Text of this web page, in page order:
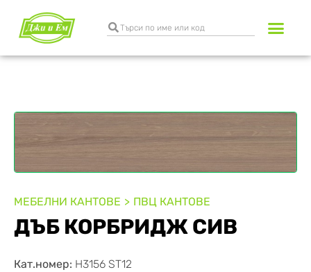
МЕБЕЛНИ КАНТОВЕ ПВЦ КАНТОВЕ
ДЪБ КОРБРИДЖ СИВ
Кат.номер: H3156 ST12